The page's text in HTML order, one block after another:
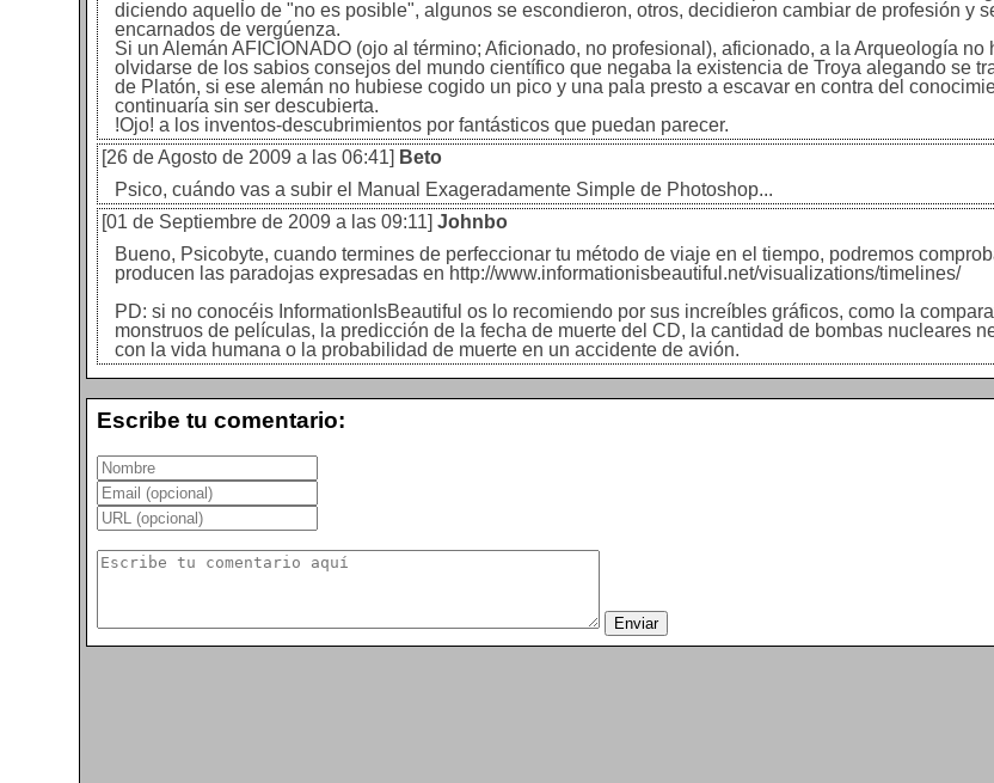
diciendo aquello de "no es posible", algunos se escondieron, otros, decidieron cambiar de profesión y
encarnados de vergúenza.
Si un Alemán AFICIONADO (ojo al término; Aficionado, no profesional), aficionado, a la Arqueología no
olvidarse de los sabios consejos del mundo científico que negaba la existencia de Troya alegando se
de Platón, si ese alemán no hubiese cogido un pico y una pala presto a escavar en contra del
continuaría sin ser descubierta.
!Ojo! a los inventos-descubrimientos por fantásticos que puedan parecer.
[26 de Agosto de 2009 a las 06:41] Beto
Psico, cuándo vas a subir el Manual Exageradamente Simple de Photoshop...
[01 de Septiembre de 2009 a las 09:11] Johnbo
Bueno, Psicobyte, cuando termines de perfeccionar tu método de viaje en el tiempo, podremos
producen las paradojas expresadas en http://www.informationisbeautiful.net/visualizations/timelines/
PD: si no conocéis InformationIsBeautiful os lo recomiendo por sus increíbles gráficos, como la
monstruos de películas, la predicción de la fecha de muerte del CD, la cantidad de bombas nucleares
con la vida humana o la probabilidad de muerte en un accidente de avión.
Escribe tu comentario: